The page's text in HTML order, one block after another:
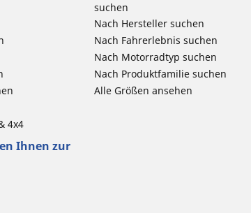
4x4
suchen
Nach Hersteller suchen
Nach Fahrerlebnis suchen
Nach Motorradtyp suchen
Nach Produktfamilie suchen
Alle Größen ansehen
Ihnen zur